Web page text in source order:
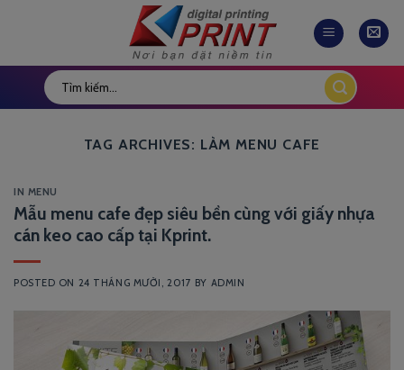
TAG ARCHIVES: LÀM MENU CAFE
IN MENU
Mẫu menu cafe đẹp siêu bền cùng với giấy nhựa
cán keo cao cấp tại Kprint.
POSTED ON 24 THÁNG MƯỜI, 2017 BY ADMIN